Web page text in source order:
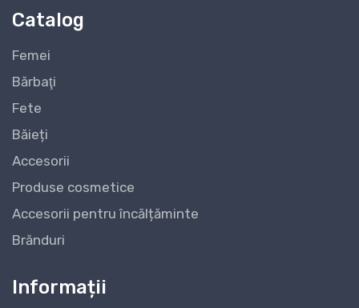
Catalog
Femei
Bărbaţi
Fete
Băieți
Accesorii
Produse cosmetice
Accesorii pentru încălțăminte
Brănduri
Informații